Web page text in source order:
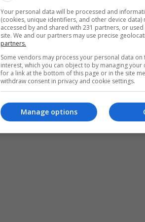
Your personal data will be processed and
(cookies, unique identifiers, and other device data)
accessed by and shared with 231 partners, or
site. We and our partners may use precise
partners.
Some vendors may process your personal data
interest, which you can object to by managing
for a link at the bottom of this page or in the site
withdraw consent in privacy and cookie settings.
Manage options